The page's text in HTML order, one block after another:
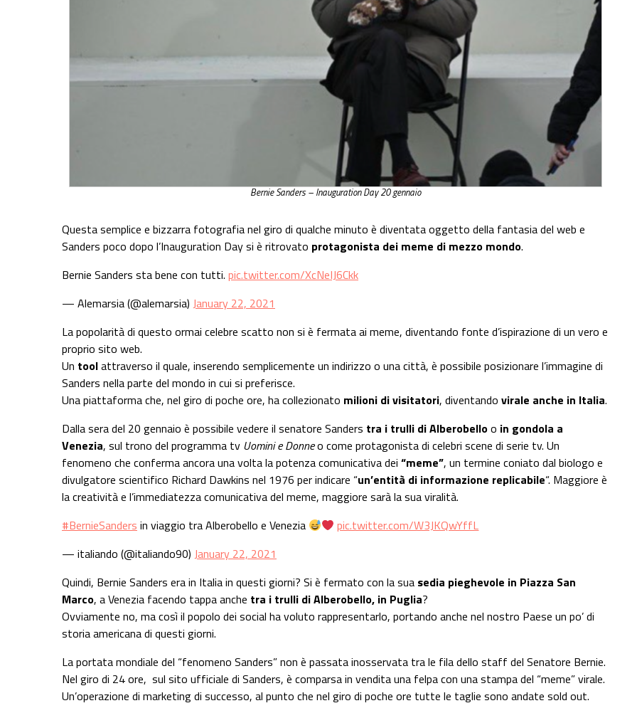
Bernie Sanders – Inauguration Day 20 gennaio
Questa semplice e bizzarra fotografia nel giro di qualche minuto è diventata oggetto della fantasia del web e
Sanders poco dopo l’Inauguration Day si è ritrovato protagonista dei meme di mezzo mondo.
Bernie Sanders sta bene con tutti. pic.twitter.com/XcNeIJ6Ckk
— Alemarsia (@alemarsia) January 22, 2021
La popolarità di questo ormai celebre scatto non si è fermata ai meme, diventando fonte d’ispirazione di un vero e
proprio sito web.
Un toolattraverso il quale, inserendo semplicemente un indirizzo o una città, è possibile posizionare l’immagine di
Sanders nella parte del mondo in cui si preferisce.
Una piattaforma che, nel giro di poche ore, ha collezionato milioni di visitatori, diventando virale anche in Italia.
Dalla sera del 20 gennaio è possibile vedere il senatore Sanders tra i trulli di Alberobelloo in gondola a
Venezia, sul trono del programma tv Uomini e Donneo come protagonista di celebri scene di serie tv. Un
fenomeno che conferma ancora una volta la potenza comunicativa dei “meme”, un termine coniato dal biologo e
divulgatore scientifico Richard Dawkins nel 1976 per indicare “un’entità di informazione replicabile“. Maggiore è
la creatività e l’immediatezza comunicativa del meme, maggiore sarà la sua viralità.
#BernieSanders in viaggio tra Alberobello e Venezia
pic.twitter.com/W3JKQwYffL
— italiando (@italiando90) January 22, 2021
Quindi, Bernie Sanders era in Italia in questi giorni? Si è fermato con la sua sedia pieghevole in Piazza San
Marco, a Venezia facendo tappa anche tra i trulli di Alberobello, in Puglia?
Ovviamente no, ma così il popolo dei social ha voluto rappresentarlo, portando anche nel nostro Paese un po’ di
storia americana di questi giorni.
La portata mondiale del “fenomeno Sanders” non è passata inosservata tra le fila dello staff del Senatore Bernie.
Nel giro di 24 ore, sul sito ufficiale di Sanders, è comparsa in vendita una felpa con una stampa del “meme” virale.
Un’operazione di marketing di successo, al punto che nel giro di poche ore tutte le taglie sono andate sold out.